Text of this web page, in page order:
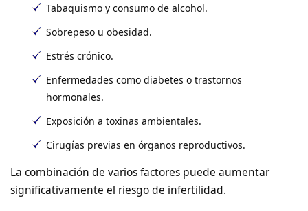
Tabaquismo y consumo de alcohol.
Sobrepeso u obesidad.
Estrés crónico.
Enfermedades como diabetes o trastornos
hormonales.
Exposición a toxinas ambientales.
Cirugías previas en órganos reproductivos.
La combinación de varios factores puede aumentar
significativamente el riesgo de infertilidad.